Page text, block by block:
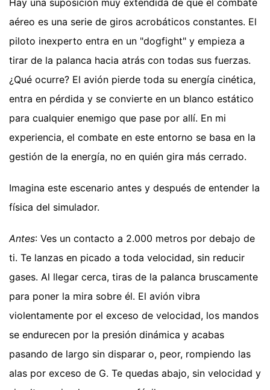
aéreo es una serie de giros acrobáticos constantes. El
piloto inexperto entra en un "dogfight" y empieza a
tirar de la palanca hacia atrás con todas sus fuerzas.
¿Qué ocurre? El avión pierde toda su energía cinética,
entra en pérdida y se convierte en un blanco estático
para cualquier enemigo que pase por allí. En mi
experiencia, el combate en este entorno se basa en la
gestión de la energía, no en quién gira más cerrado.
Imagina este escenario antes y después de entender la
física del simulador.
Antes: Ves un contacto a 2.000 metros por debajo de
ti. Te lanzas en picado a toda velocidad, sin reducir
gases. Al llegar cerca, tiras de la palanca bruscamente
para poner la mira sobre él. El avión vibra
violentamente por el exceso de velocidad, los mandos
se endurecen por la presión dinámica y acabas
pasando de largo sin disparar o, peor, rompiendo las
alas por exceso de G. Te quedas abajo, sin velocidad y